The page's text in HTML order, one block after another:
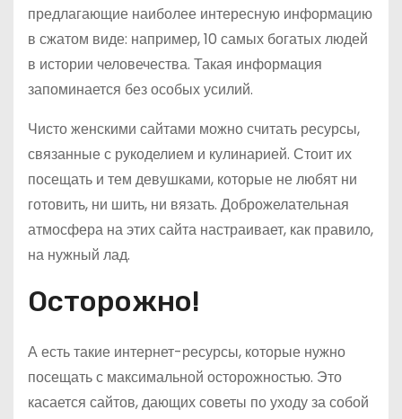
предлагающие наиболее интересную информацию
в сжатом виде: например, 10 самых богатых людей
в истории человечества. Такая информация
запоминается без особых усилий.
Чисто женскими сайтами можно считать ресурсы,
связанные с рукоделием и кулинарией. Стоит их
посещать и тем девушками, которые не любят ни
готовить, ни шить, ни вязать. Доброжелательная
атмосфера на этих сайта настраивает, как правило,
на нужный лад.
Осторожно!
А есть такие интернет-ресурсы, которые нужно
посещать с максимальной осторожностью. Это
касается сайтов, дающих советы по уходу за собой